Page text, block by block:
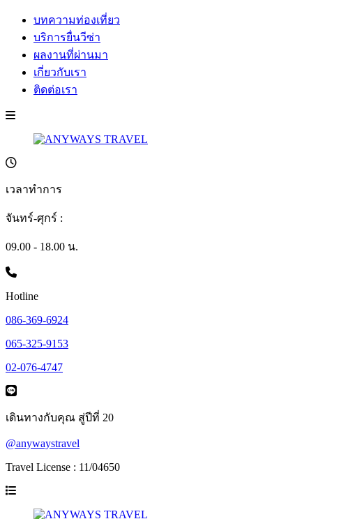
บทความท่องเที่ยว
บริการยื่นวีซ่า
ผลงานที่ผ่านมา
เกี่ยวกับเรา
ติดต่อเรา
เวลาทำการ
จันทร์-ศุกร์ :
09.00 - 18.00 น.
Hotline
086-369-6924
065-325-9153
02-076-4747
เดินทางกับคุณ สู่ปีที่ 20
@anywaystravel
Travel License : 11/04650